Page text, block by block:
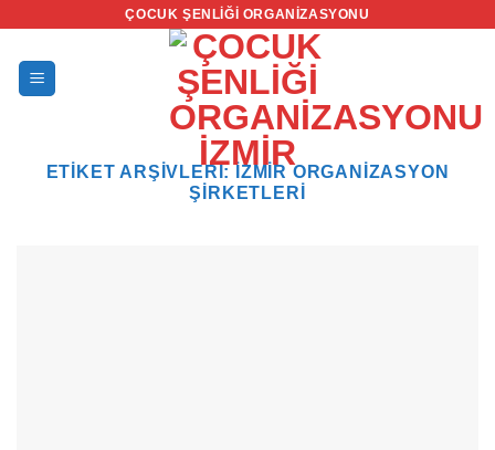
ÇOCUK ŞENLIĞI ORGANIZASYONU
ETIKET ARŞIVLERI:
İZMIR ORGANIZASYON
ŞIRKETLERI